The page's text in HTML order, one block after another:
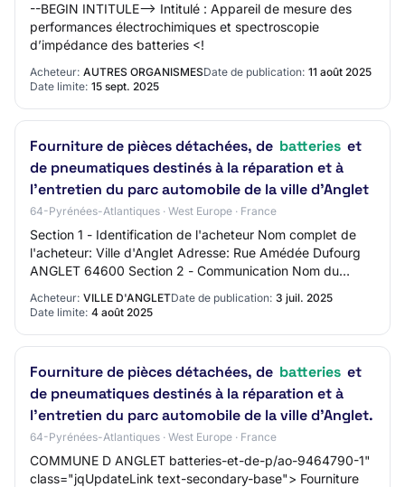
--BEGIN INTITULE--> Intitulé : Appareil de mesure des
performances électrochimiques et spectroscopie
d’impédance des batteries <!
Acheteur: AUTRES ORGANISMESDate de publication: 11 août 2025
Date limite: 15 sept. 2025
Fourniture de pièces détachées, de batteries et
de pneumatiques destinés à la réparation et à
l'entretien du parc automobile de la ville d'Anglet
64-Pyrénées-Atlantiques · West Europe · France
Section 1 - Identification de l'acheteur Nom complet de
l'acheteur: Ville d'Anglet Adresse: Rue Amédée Dufourg
ANGLET 64600 Section 2 - Communication Nom du
Acheteur: VILLE D'ANGLETDate de publication: 3 juil. 2025
Date limite: 4 août 2025
Fourniture de pièces détachées, de batteries et
de pneumatiques destinés à la réparation et à
l'entretien du parc automobile de la ville d'Anglet.
64-Pyrénées-Atlantiques · West Europe · France
COMMUNE D ANGLET batteries-et-de-p/ao-9464790-1"
class="jqUpdateLink text-secondary-base"> Fourniture